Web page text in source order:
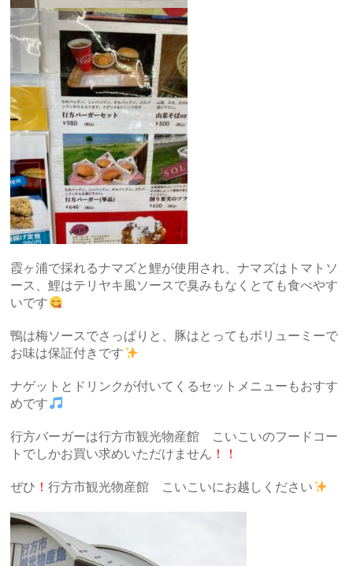
霞ヶ浦で採れるナマズと鯉が使用され、ナマズはトマトソ
ース、鯉はテリヤキ風ソースで臭みもなくとても食べやす
いです
鴨は梅ソースでさっぱりと、豚はとってもボリューミーで
お味は保証付きです
ナゲットとドリンクが付いてくるセットメニューもおすす
めです
行方バーガーは行方市観光物産館 こいこいのフードコー
トでしかお買い求めいただけません ！！
ぜひ ！行方市観光物産館 こいこいにお越しください